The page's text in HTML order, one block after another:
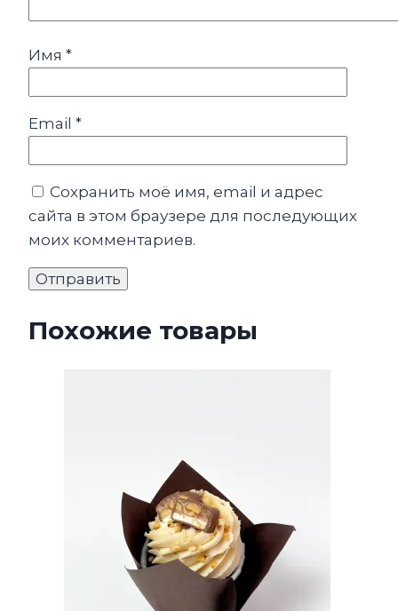
Имя *
Email *
Сохранить моё имя, email и адрес
сайта в этом браузере для последующих
моих комментариев.
Похожие товары